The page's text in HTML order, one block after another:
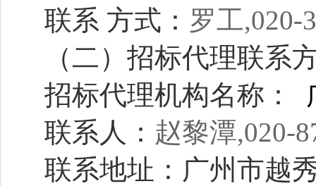
联系 方式： 罗工,020-
（二）招标代理联系
招标代理机构名称：
联系人： 赵黎潭,020-
联系地址：广州市越